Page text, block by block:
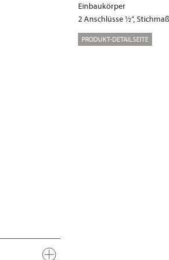
Einbaukörper
2 Anschlüsse ½“,
PRODUKT-DETAILSEITE